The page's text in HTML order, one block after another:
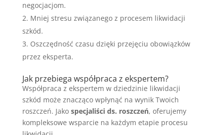
negocjacjom.
Mniej stresu związanego z procesem likwidacji
szkód.
Oszczędność czasu dzięki przejęciu obowiązków
przez eksperta.
Jak przebiega współpraca z ekspertem?
Współpraca z ekspertem w dziedzinie likwidacji
szkód może znacząco wpłynąć na wynik Twoich
roszczeń. Jako specjaliści ds. roszczeń, oferujemy
kompleksowe wsparcie na każdym etapie procesu